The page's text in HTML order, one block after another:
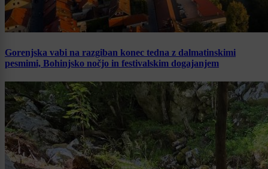
Gorenjska vabi na razgiban konec tedna z dalmatinskimi
pesmimi, Bohinjsko nočjo in festivalskim dogajanjem